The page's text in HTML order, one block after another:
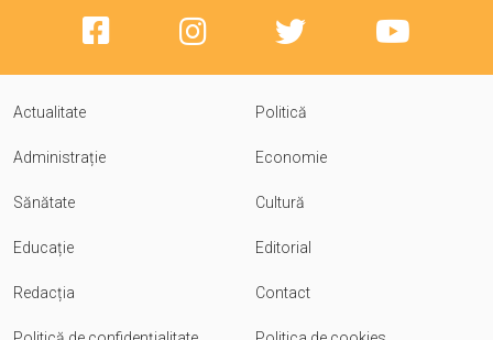
Actualitate Politică
Administrație Economie
Sănătate Cultură
Educație Editorial
Redacția Contact